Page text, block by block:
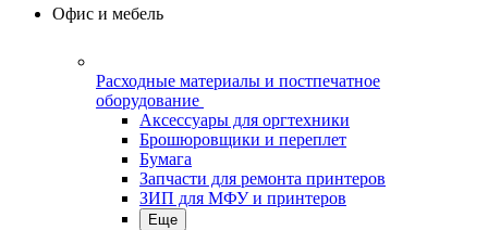
Офис и мебель
Расходные материалы и постпечатное
оборудование
Аксессуары для оргтехники
Брошюровщики и переплет
Бумага
Запчасти для ремонта принтеров
ЗИП для МФУ и принтеров
Еще